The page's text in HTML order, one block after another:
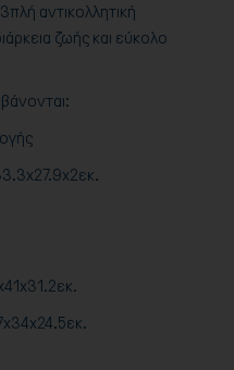
αντικολλητική
ζωής και εύκολο